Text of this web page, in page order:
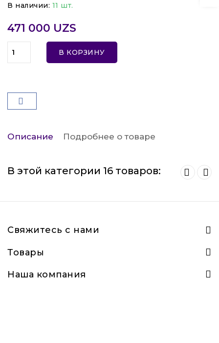
В наличии: 11 шт.
471 000 UZS
В КОРЗИНУ
Описание Подробнее о товаре
В этой категории 16 товаров:
Свяжитесь с нами
Товары
Наша компания